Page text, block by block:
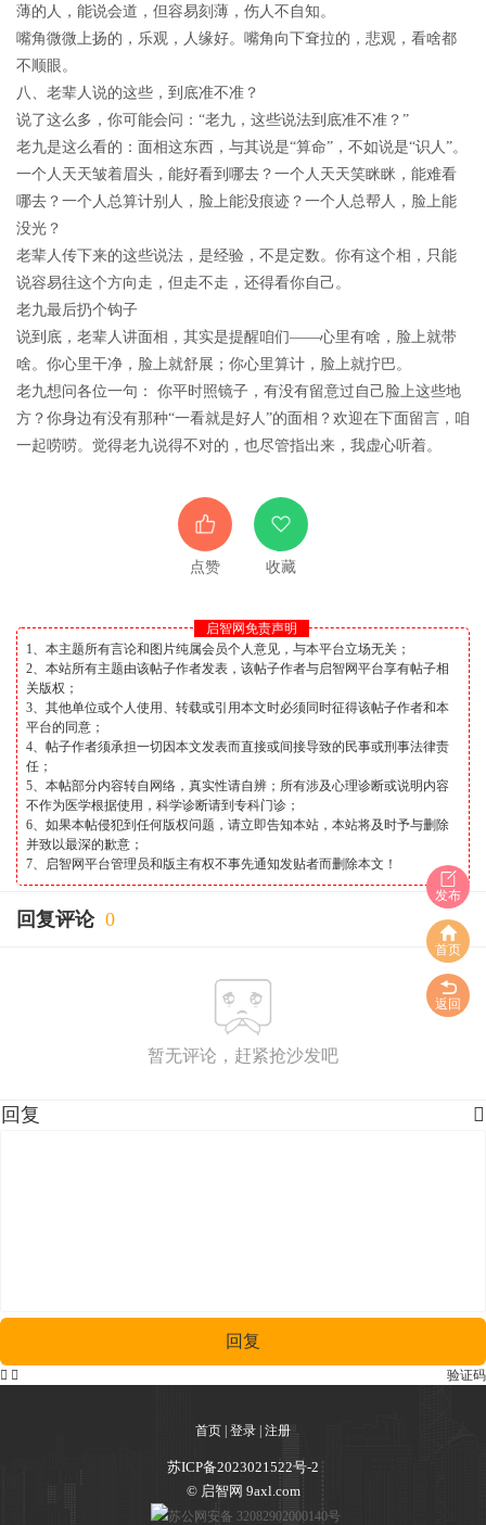
薄的人，能说会道，但容易刻薄，伤人不自知。
嘴角微微上扬的，乐观，人缘好。嘴角向下耷拉的，悲观，看啥都
不顺眼。
八、老辈人说的这些，到底准不准？
说了这么多，你可能会问：“老九，这些说法到底准不准？”
老九是这么看的：面相这东西，与其说是“算命”，不如说是“识人”。
一个人天天皱着眉头，能好看到哪去？一个人天天笑眯眯，能难看
哪去？一个人总算计别人，脸上能没痕迹？一个人总帮人，脸上能
没光？
老辈人传下来的这些说法，是经验，不是定数。你有这个相，只能
说容易往这个方向走，但走不走，还得看你自己。
老九最后扔个钩子
说到底，老辈人讲面相，其实是提醒咱们——心里有啥，脸上就带
啥。你心里干净，脸上就舒展；你心里算计，脸上就拧巴。
老九想问各位一句： 你平时照镜子，有没有留意过自己脸上这些地
方？你身边有没有那种“一看就是好人”的面相？欢迎在下面留言，咱
一起唠唠。觉得老九说得不对的，也尽管指出来，我虚心听着。
点赞 收藏
启智网免责声明
1、本主题所有言论和图片纯属会员个人意见，与本平台立场无关；
2、本站所有主题由该帖子作者发表，该帖子作者与启智网平台享有帖子相
关版权；
3、其他单位或个人使用、转载或引用本文时必须同时征得该帖子作者和本
平台的同意；
4、帖子作者须承担一切因本文发表而直接或间接导致的民事或刑事法律责
任；
5、本帖部分内容转自网络，真实性请自辨；所有涉及心理诊断或说明内容
不作为医学根据使用，科学诊断请到专科门诊；
6、如果本帖侵犯到任何版权问题，请立即告知本站，本站将及时予与删除
并致以最深的歉意；
7、启智网平台管理员和版主有权不事先通知发贴者而删除本文！
回复评论 0
暂无评论，赶紧抢沙发吧
发布
首页
返回

回复
回复
验证码
 
首页 登录 注册
苏ICP备2023021522号-2
© 启智网 9axl.com
苏公网安备 32082902000140号